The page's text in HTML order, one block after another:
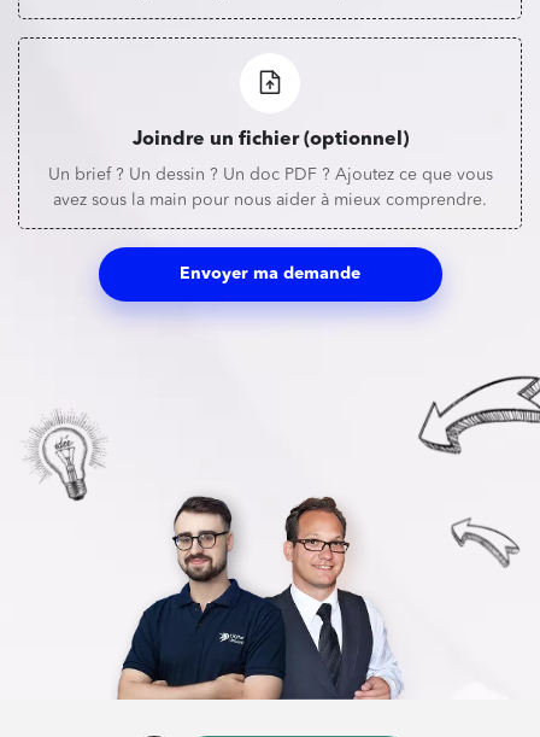
Joindre un fichier (optionnel)
Un brief ? Un dessin ? Un doc PDF ? Ajoutez ce que vous
avez sous la main pour nous aider à mieux comprendre.
Envoyer ma demande